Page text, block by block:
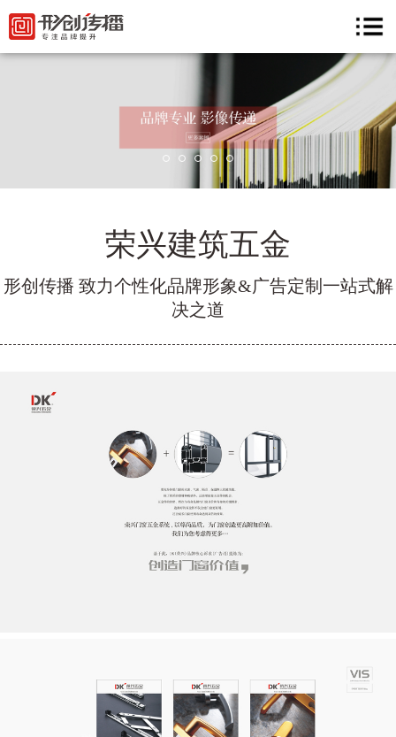
荣兴建筑五金
形创传播 致力个性化品牌形象&广告定制一站式解
决之道